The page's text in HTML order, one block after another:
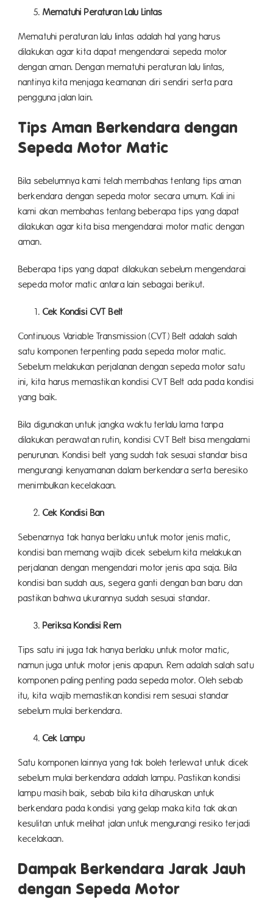
Mematuhi Peraturan Lalu Lintas
Mematuhi peraturan lalu lintas adalah hal yang harus
dilakukan agar kita dapat mengendarai sepeda motor
dengan aman. Dengan mematuhi peraturan lalu lintas,
nantinya kita menjaga keamanan diri sendiri serta para
pengguna jalan lain.
Tips Aman Berkendara dengan
Sepeda Motor Matic
Bila sebelumnya kami telah membahas tentang tips aman
berkendara dengan sepeda motor secara umum. Kali ini
kami akan membahas tentang beberapa tips yang dapat
dilakukan agar kita bisa mengendarai motor matic dengan
aman.
Beberapa tips yang dapat dilakukan sebelum mengendarai
sepeda motor matic antara lain sebagai berikut.
Cek Kondisi CVT Belt
Continuous Variable Transmission (CVT) Belt adalah salah
satu komponen terpenting pada sepeda motor matic.
Sebelum melakukan perjalanan dengan sepeda motor satu
ini, kita harus memastikan kondisi CVT Belt ada pada kondisi
yang baik.
Bila digunakan untuk jangka waktu terlalu lama tanpa
dilakukan perawatan rutin, kondisi CVT Belt bisa mengalami
penurunan. Kondisi belt yang sudah tak sesuai standar bisa
mengurangi kenyamanan dalam berkendara serta beresiko
menimbulkan kecelakaan.
Cek Kondisi Ban
Sebenarnya tak hanya berlaku untuk motor jenis matic,
kondisi ban memang wajib dicek sebelum kita melakukan
perjalanan dengan mengendari motor jenis apa saja. Bila
kondisi ban sudah aus, segera ganti dengan ban baru dan
pastikan bahwa ukurannya sudah sesuai standar.
Periksa Kondisi Rem
Tips satu ini juga tak hanya berlaku untuk motor matic,
namun juga untuk motor jenis apapun. Rem adalah salah satu
komponen paling penting pada sepeda motor. Oleh sebab
itu, kita wajib memastikan kondisi rem sesuai standar
sebelum mulai berkendara.
Cek Lampu
Satu komponen lainnya yang tak boleh terlewat untuk dicek
sebelum mulai berkendara adalah lampu. Pastikan kondisi
lampu masih baik, sebab bila kita diharuskan untuk
berkendara pada kondisi yang gelap maka kita tak akan
kesulitan untuk melihat jalan untuk mengurangi resiko terjadi
kecelakaan.
Dampak Berkendara Jarak Jauh
dengan Sepeda Motor